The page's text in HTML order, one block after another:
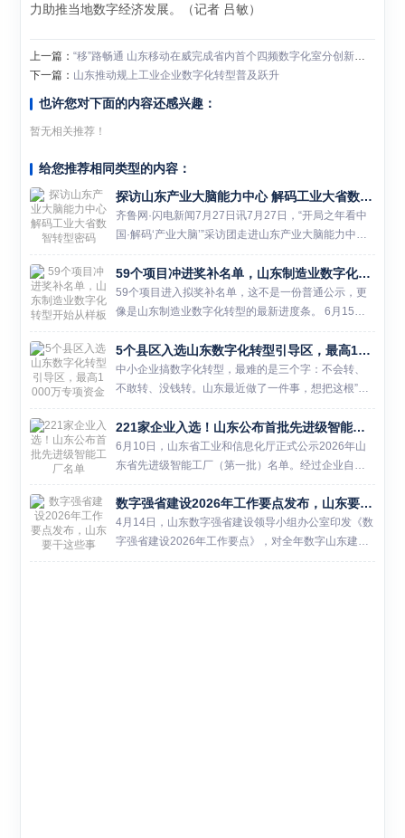
力助推当地数字经济发展。（记者 吕敏）
上一篇：“移”路畅通 山东移动在威完成省内首个四频数字化室分创新试点
下一篇： 山东推动规上工业企业数字化转型普及跃升
也许您对下面的内容还感兴趣：
暂无相关推荐！
给您推荐相同类型的内容：
探访山东产业大脑能力中心 解码工业大省数智转型密码
齐鲁网·闪电新闻7月27日讯7月27日，“开局之年看中
国·解码‘产业大脑’”采访团走进山东产业大脑能力中
心。 山东是我国重要的工业大省，拥有全部41个工业
大类。近年来，山东深入实施数字产业化“十大工
程”、...
59个项目冲进奖补名单，山东制造业数字化转型开始从样板走向铺开
59个项目进入拟奖补名单，这不是一份普通公示，更
像是山东制造业数字化转型的最新进度条。 6月15
日，山东省工业和信息化厅发布《关于2026年度制造
业数字化转型领域奖补名单的公示》。按照公示内
容，这批项目经...
5个县区入选山东数字化转型引导区，最高1000万专项资金瞄准中小企业
中小企业搞数字化转型，最难的是三个字：不会转、
不敢转、没钱转。山东最近做了一件事，想把这根”硬
骨头”啃下来。 哪5个县区入选了 6月15日，山东省工
业和信息化厅发布2026年山东省...
221家企业入选！山东公布首批先进级智能工厂名单
6月10日，山东省工业和信息化厅正式公示2026年山
东省先进级智能工厂（第一批）名单。经过企业自主
申报、地市推荐、专家论证等严格流程，全省共有221
家企业的智能工厂项目成功入选，公示期为6月10日至
6月1...
数字强省建设2026年工作要点发布，山东要干这些事
4月14日，山东数字强省建设领导小组办公室印发《数
字强省建设2026年工作要点》，对全年数字山东建设
任务做出系统部署。这份文件涉及数字基础设施、数